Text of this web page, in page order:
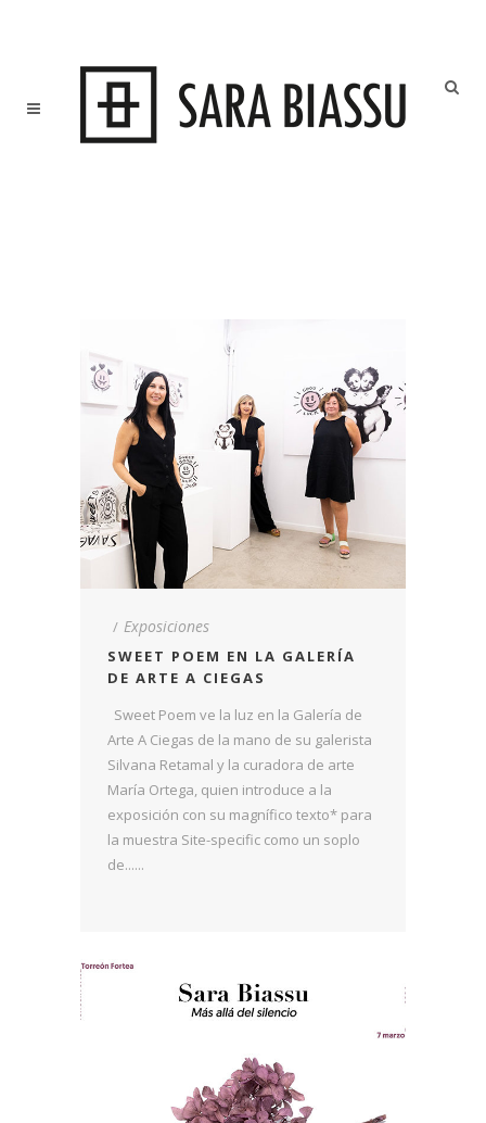
Exposiciones
SWEET POEM EN LA GALERÍA
DE ARTE A CIEGAS
Sweet Poem ve la luz en la Galería de
Arte A Ciegas de la mano de su galerista
Silvana Retamal y la curadora de arte
María Ortega, quien introduce a la
exposición con su magnífico texto* para
la muestra Site-specific como un soplo
de......